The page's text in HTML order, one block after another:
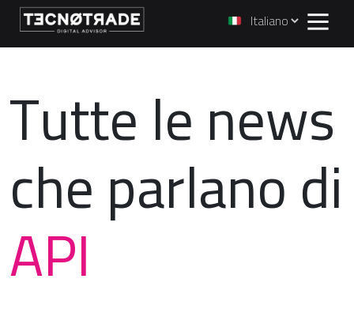
Tutte le news
che parlano di
API